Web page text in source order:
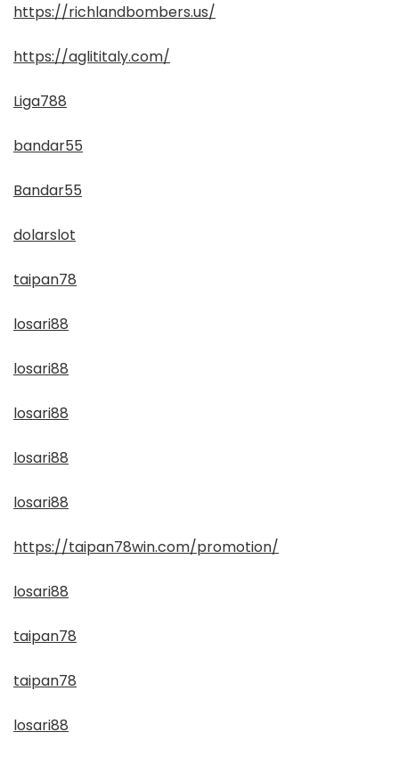
https://richlandbombers.us/
https://aglititaly.com/
Liga788
bandar55
Bandar55
dolarslot
taipan78
losari88
losari88
losari88
losari88
losari88
https://taipan78win.com/promotion/
losari88
taipan78
taipan78
losari88